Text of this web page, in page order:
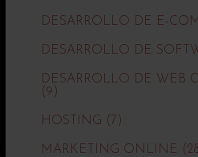
DESARROLLO DE E-
DESARROLLO DE
DESARROLLO DE WEB
(9)
HOSTING (7)
MARKETING ONLINE